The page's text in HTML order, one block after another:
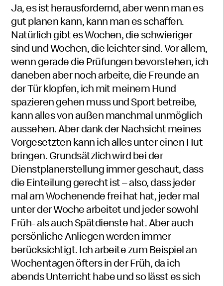
Ja, es ist herausfordernd, aber wenn man es
gut planen kann, kann man es schaffen.
Natürlich gibt es Wochen, die schwieriger
sind und Wochen, die leichter sind. Vor allem,
wenn gerade die Prüfungen bevorstehen, ich
daneben aber noch arbeite, die Freunde an
der Tür klopfen, ich mit meinem Hund
spazieren gehen muss und Sport betreibe,
kann alles von außen manchmal unmöglich
aussehen. Aber dank der Nachsicht meines
Vorgesetzten kann ich alles unter einen Hut
bringen. Grundsätzlich wird bei der
Dienstplanerstellung immer geschaut, dass
die Einteilung gerecht ist – also, dass jeder
mal am Wochenende frei hat hat, jeder mal
unter der Woche arbeitet und jeder sowohl
Früh- als auch Spätdienste hat. Aber auch
persönliche Anliegen werden immer
berücksichtigt. Ich arbeite zum Beispiel an
Wochentagen öfters in der Früh, da ich
abends Unterricht habe und so lässt es sich